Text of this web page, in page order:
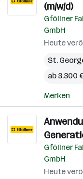
(m/w/d)
Gföllner
GmbH
Heute
St.
ab 3.300
Merken
Gföllner
GmbH
Heute